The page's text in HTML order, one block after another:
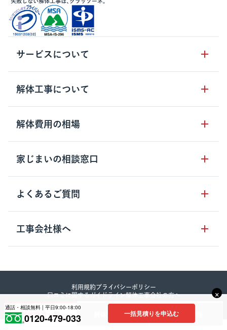
解体業者一覧 解体費用相場 補助金情報
通話・相談無料 | 平日9:00-18:00
0120-479-033 一括見積りを申込む
×
サービスについて
サービスの流れ
サービスのメリット
クラッソーネの自治体連携
お客さまの声
空き家の処分を検討のお客様へ
大型物件解体をご検討のお客様へ
解体工事について
解体工事の基礎知識
解体工事に関わる法律
用語集
解体費用の相場
木造住宅の相場
鉄骨造住宅の相場
RC造住宅の相場
地域別の解体業者と相場情報
家じまいの相談窓口
家じまいの相談窓口
よくあるご質問
クラッソーネの利用方法
工事の進め方
解体建物・廃棄物・素材
工事中・工事方法
工事会社様へ
©︎2023 Crassone co., Itd.
利用規約プライバシーポリシー
口コミに関するガイドライン解体工事会社の方へ